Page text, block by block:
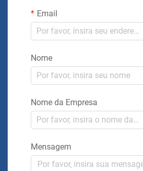
Email
Nome
Nome da Empresa
Mensagem